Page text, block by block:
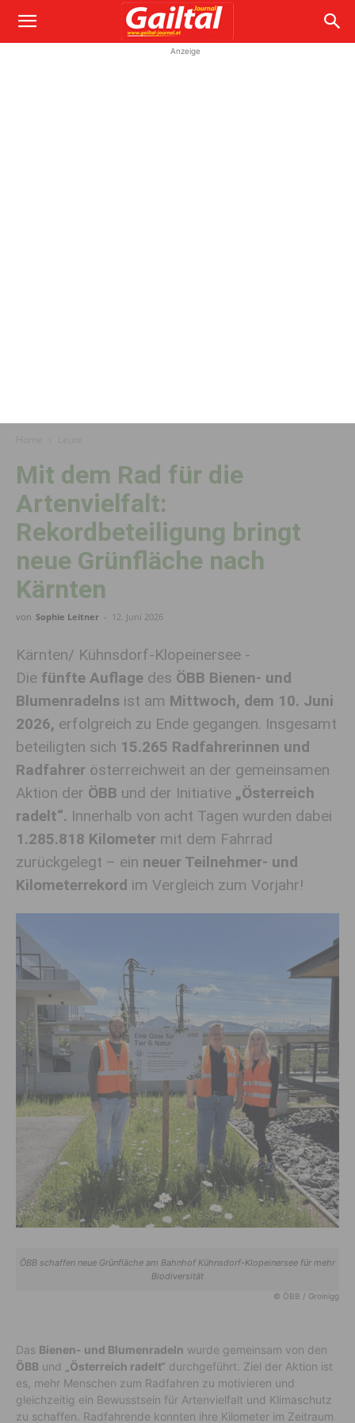
Anzeige
Mit dem Rad für die
Artenvielfalt:
Rekordbeteiligung bringt
neue Grünfläche nach
Kärnten
von Sophie Leitner - 12. Juni 2026
Kärnten/ Kühnsdorf-Klopeinersee -
Die fünfte Auflage des ÖBB Bienen- und
Blumenradelns ist am Mittwoch, dem 10. Juni
2026, erfolgreich zu Ende gegangen. Insgesamt
beteiligten sich 15.265 Radfahrerinnen und
Radfahrer österreichweit an der gemeinsamen
Aktion der ÖBB und der Initiative „Österreich
radelt“. Innerhalb von acht Tagen wurden dabei
1.285.818 Kilometer mit dem Fahrrad
zurückgelegt – ein neuer Teilnehmer- und
Kilometerrekord im Vergleich zum Vorjahr!
ÖBB schaffen neue Grünfläche am Bahnhof Kühnsdorf-Klopeinersee für mehr
Biodiversität
© ÖBB / Groinigg
Das Bienen- und Blumenradeln wurde gemeinsam von den
ÖBB und „Österreich radelt“ durchgeführt. Ziel der Aktion ist
es, mehr Menschen zum Radfahren zu motivieren und
gleichzeitig ein Bewusstsein für Artenvielfalt und Klimaschutz
zu schaffen. Radfahrende konnten ihre Kilometer im Zeitraum